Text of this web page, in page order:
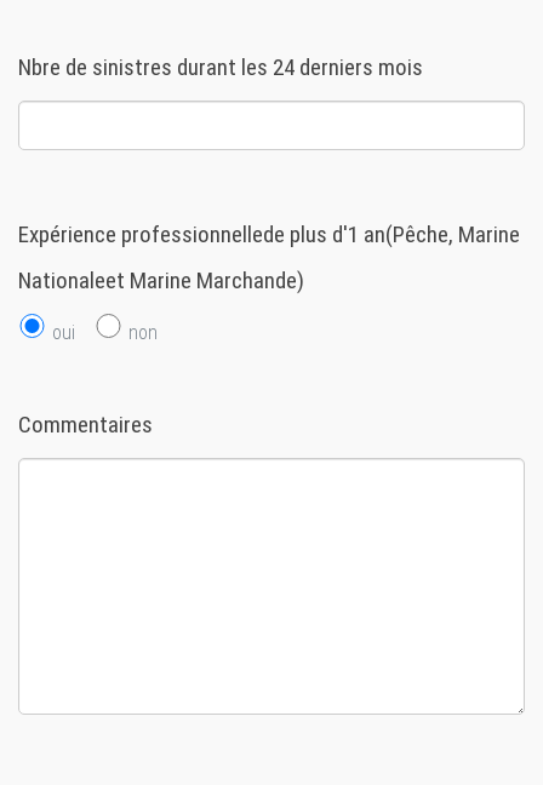
Nbre de sinistres durant les 24 derniers mois
Expérience professionnellede plus d'1 an(Pêche, Marine
Nationaleet Marine Marchande)
oui non
Commentaires